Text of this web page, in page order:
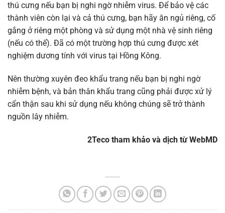
thú cưng nếu bạn bị nghi ngờ nhiễm virus. Để bảo vệ các
thành viên còn lại và cả thú cưng, bạn hãy ăn ngủ riêng, cố
gắng ở riêng một phòng và sử dụng một nhà vệ sinh riêng
(nếu có thể). Đã có một trường hợp thú cưng được xét
nghiệm dương tính với virus tại Hồng Kông.
Nên thường xuyên đeo khẩu trang nếu bạn bị nghi ngờ
nhiễm bệnh, và bản thân khẩu trang cũng phải được xử lý
cẩn thận sau khi sử dụng nếu không chúng sẽ trở thành
nguồn lây nhiễm.
2Teco tham khảo và dịch từ WebMD